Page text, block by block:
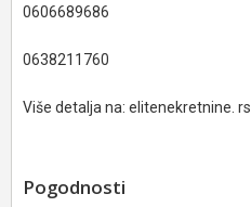
0606689686
0638211760
Više detalja na: elitenekretnine. rs
Pogodnosti